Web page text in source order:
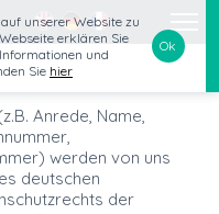
Anrede, Name,
werden von uns
deutschen
der
unserer Website zu
erklären Sie
und
Sie hier
Ok